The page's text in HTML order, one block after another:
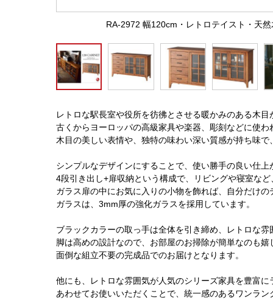
RA-2972 幅120cm・レトロテイスト・天
レトロな駅長室や役所を彷彿とさせる暖かみのある木
古くからヨーロッパの高級家具や楽器、彫刻などに使
木目の美しい表情や、独特の味わい深い質感が持ち味
シンプルなデザインにすることで、使い勝手の良い仕上
4段引き出し+扉収納という構成で、リビングや寝室な
ガラス扉の中にお気に入りの小物を飾れば、自分だけ
ガラスは、3mm厚の強化ガラスを採用しています。
ブラックカラーの取っ手は全体を引き締め、レトロな
脚は高めの設計なので、お部屋のお掃除が簡単なのも嬉
面倒な組立不要の完成品でのお届けとなります。
他にも、レトロな雰囲気が人気のシリーズ家具を豊富に
あわせてお使いいただくことで、統一感のあるワンラ